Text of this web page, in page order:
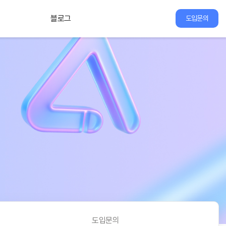
블로그 도입문의
도입문의